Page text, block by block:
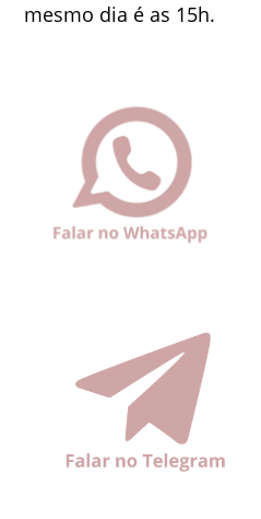
mesmo dia é as 15h.